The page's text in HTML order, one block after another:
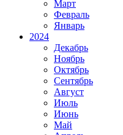
Март
Февраль
Январь
2024
Декабрь
Ноябрь
Октябрь
Сентябрь
Август
Июль
Июнь
Май